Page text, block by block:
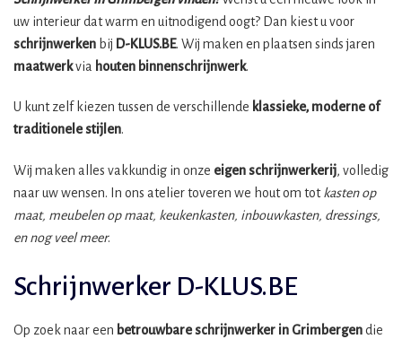
uw interieur dat warm en uitnodigend oogt? Dan kiest u voor
schrijnwerken bij D-KLUS.BE. Wij maken en plaatsen sinds jaren
maatwerkvia houten binnenschrijnwerk.
U kunt zelf kiezen tussen de verschillende klassieke, moderne of
traditionele stijlen.
Wij maken alles vakkundig in onze eigen schrijnwerkerij, volledig
naar uw wensen. In ons atelier toveren we hout om totkasten op
maat, meubelen op maat, keukenkasten, inbouwkasten, dressings,
en nog veel meer.
Schrijnwerker D-KLUS.BE
Op zoek naar een betrouwbare schrijnwerker in Grimbergendie